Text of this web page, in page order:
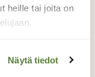
heille tai joita on
Näytä tiedot